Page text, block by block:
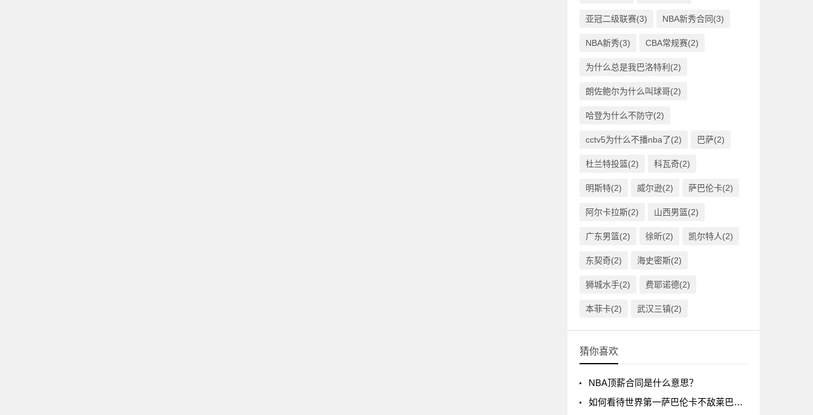
亚冠二级联赛(3) NBA新秀合同(3)
NBA新秀(3) CBA常规赛(2)
为什么总是我巴洛特利(2)
朗佐鲍尔为什么叫球哥(2)
哈登为什么不防守(2)
cctv5为什么不播nba了(2) 巴萨(2)
杜兰特投篮(2) 科瓦奇(2)
明斯特(2) 威尔逊(2) 萨巴伦卡(2)
阿尔卡拉斯(2) 山西男篮(2)
广东男篮(2) 徐昕(2) 凯尔特人(2)
东契奇(2) 海史密斯(2)
狮城水手(2) 费耶诺德(2)
本菲卡(2) 武汉三镇(2)
猜你喜欢
NBA顶薪合同是什么意思？
如何看待世界第一萨巴伦卡不敌莱巴金娜?